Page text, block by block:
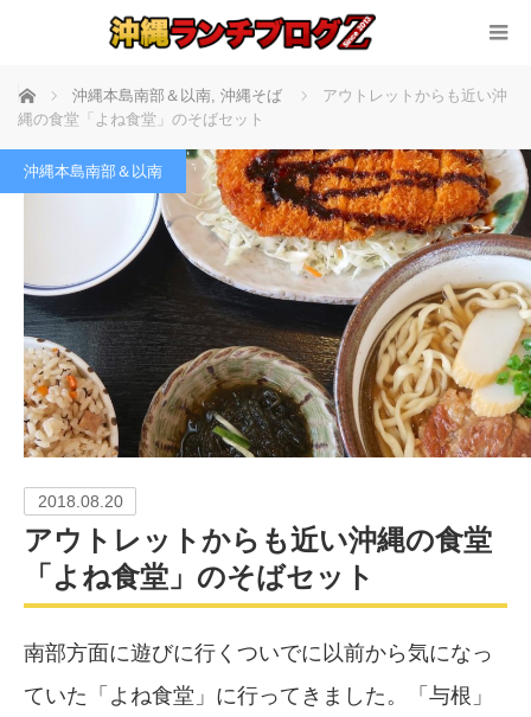
ホーム 沖縄本島南部＆以南, 沖縄そば
アウトレットからも近い沖
縄の食堂「よね食堂」のそばセット
沖縄本島南部＆以南
2018.08.20
アウトレットからも近い沖縄の食堂
「よね食堂」のそばセット
南部方面に遊びに行くついでに以前から気になっ
ていた「よね食堂」に行ってきました。「与根」